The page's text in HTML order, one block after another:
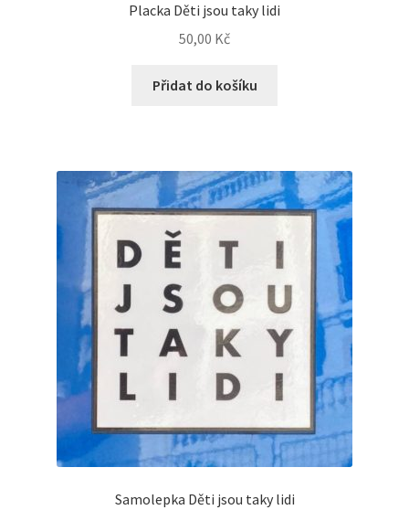
Placka Děti jsou taky lidi
50,00 Kč
Přidat do košíku
Samolepka Děti jsou taky lidi